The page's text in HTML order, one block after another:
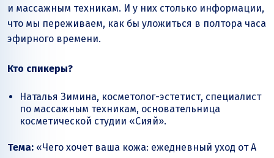
и массажным техникам. И у них столько информации,
что мы переживаем, как бы уложиться в полтора часа
эфирного времени.
Кто спикеры?
Наталья Зимина, косметолог-эстетист, специалист
по массажным техникам, основательница
косметической студии «Сияй».
Тема: «Чего хочет ваша кожа: ежедневный уход от А